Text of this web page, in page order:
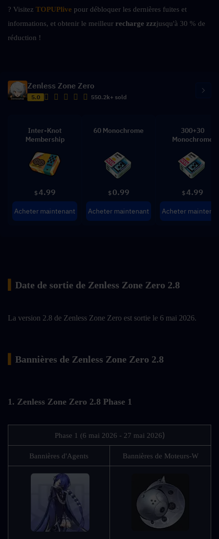
? Visitez TOPUPlive pour débloquer les dernières fuites et
informations, et obtenir le meilleur recharge zzzjusqu'à 30 % de
réduction !
Zenless Zone Zero
5.0 550.2k+ sold
Inter-Knot
Membership
$4.99
Acheter maintenant
60 Monochrome
$ 0.99
Acheter maintenant
300+30
Monochrome
$4.99
Acheter
Date de sortie de Zenless Zone Zero 2.8
La version 2.8 de Zenless Zone Zero est sortie le 6 mai 2026.
Bannières de Zenless Zone Zero 2.8
1. Zenless Zone Zero 2.8 Phase 1
Phase 1 (6 mai 2026 - 27 mai 2026)
Bannières d'Agents Bannières de Moteurs-W